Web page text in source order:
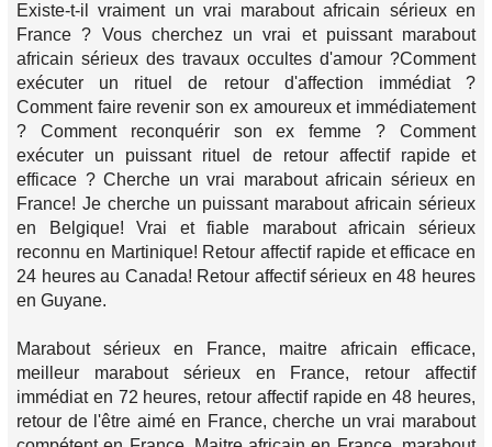
Existe-t-il vraiment un vrai marabout africain sérieux en
France ? Vous cherchez un vrai et puissant marabout
africain sérieux des travaux occultes d'amour ?Comment
exécuter un rituel de retour d'affection immédiat ?
Comment faire revenir son ex amoureux et immédiatement
? Comment reconquérir son ex femme ? Comment
exécuter un puissant rituel de retour affectif rapide et
efficace ? Cherche un vrai marabout africain sérieux en
France! Je cherche un puissant marabout africain sérieux
en Belgique! Vrai et fiable marabout africain sérieux
reconnu en Martinique! Retour affectif rapide et efficace en
24 heures au Canada! Retour affectif sérieux en 48 heures
en Guyane.
Marabout sérieux en France, maitre africain efficace,
meilleur marabout sérieux en France, retour affectif
immédiat en 72 heures, retour affectif rapide en 48 heures,
retour de l'être aimé en France, cherche un vrai marabout